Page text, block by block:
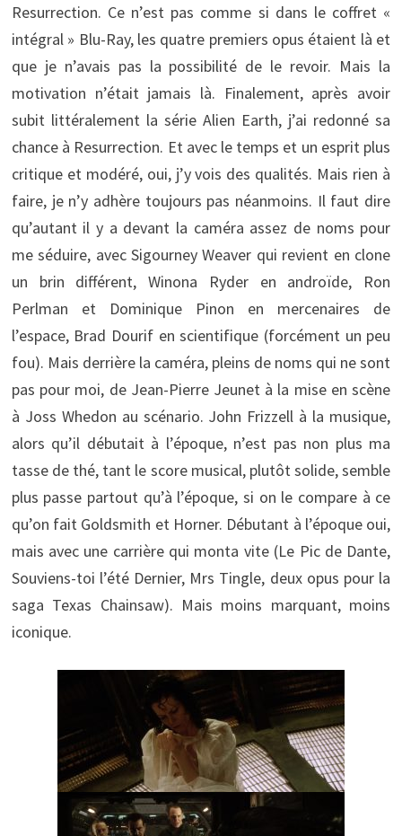
Resurrection. Ce n’est pas comme si dans le coffret «
intégral » Blu-Ray, les quatre premiers opus étaient là et
que je n’avais pas la possibilité de le revoir. Mais la
motivation n’était jamais là. Finalement, après avoir
subit littéralement la série Alien Earth, j’ai redonné sa
chance à Resurrection. Et avec le temps et un esprit plus
critique et modéré, oui, j’y vois des qualités. Mais rien à
faire, je n’y adhère toujours pas néanmoins. Il faut dire
qu’autant il y a devant la caméra assez de noms pour
me séduire, avec Sigourney Weaver qui revient en clone
un brin différent, Winona Ryder en androïde, Ron
Perlman et Dominique Pinon en mercenaires de
l’espace, Brad Dourif en scientifique (forcément un peu
fou). Mais derrière la caméra, pleins de noms qui ne sont
pas pour moi, de Jean-Pierre Jeunet à la mise en scène
à Joss Whedon au scénario. John Frizzell à la musique,
alors qu’il débutait à l’époque, n’est pas non plus ma
tasse de thé, tant le score musical, plutôt solide, semble
plus passe partout qu’à l’époque, si on le compare à ce
qu’on fait Goldsmith et Horner. Débutant à l’époque oui,
mais avec une carrière qui monta vite (Le Pic de Dante,
Souviens-toi l’été Dernier, Mrs Tingle, deux opus pour la
saga Texas Chainsaw). Mais moins marquant, moins
iconique.